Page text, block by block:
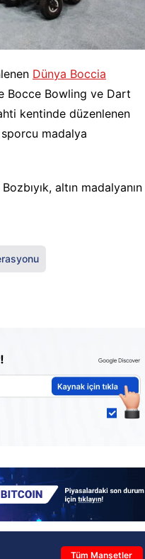
Dünya Boccia
Bocce Bowling ve Dart
kentinde düzenlenen
madalya
altın madalyanın
Tüm Manşetler